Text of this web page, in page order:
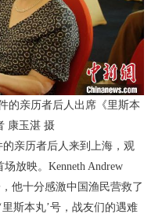
的亲历者后人出席《里斯本
康玉湛 摄
亲历者后人来到上海，观
放映。Kenneth Andrew
他十分感激中国渔民营救了
斯本丸’号，战友们的遇难